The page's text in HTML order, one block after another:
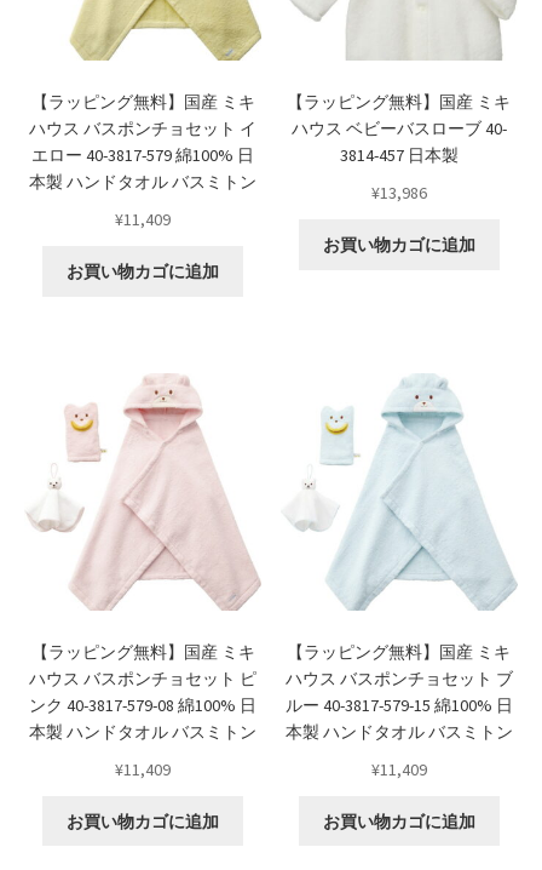
Shipment Tracking
お問い合わせ
お気に入りリスト
ご利用ガイド
ご利用規約
よくある質問
ウィンターセール
カート
【ラッピング無料】国産 ミキ
ハウス バスポンチョセット イ
エロー 40-3817-579 綿100% 日
本製 ハンドタオル バスミトン
¥11,409
お買い物カゴに追加
【ラッピング無料】国産 ミキ
ハウス ベビーバスローブ 40-
3814-457 日本製
¥13,986
お買い物カゴに追加
【ラッピング無料】国産 ミキ
ハウス バスポンチョセット ピ
ンク 40-3817-579-08 綿100% 日
本製 ハンドタオル バスミトン
¥11,409
お買い物カゴに追加
【ラッピング無料】国産 ミキ
ハウス バスポンチョセット ブ
ルー 40-3817-579-15 綿100% 日
本製 ハンドタオル バスミトン
¥11,409
お買い物カゴに追加